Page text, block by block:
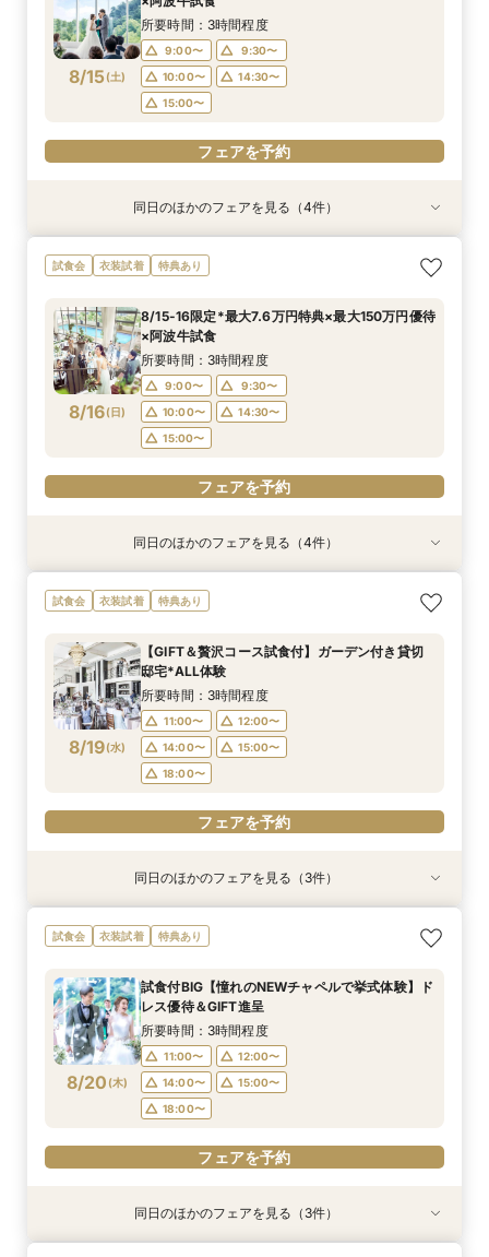
8/14(金)
15:00〜
18:00〜
フェアを予約
8/14(金)
14:00〜
15:00〜
17:30〜
フェアを予約
8/14(金)
14:00〜
15:00〜
17:30〜
フェアを予約
8/15(土)
所要時間：3時間程度
9:00〜
9:30〜
10:00〜
14:30〜
15:00〜
フェアを予約
8/15(土)
【遠方の方◎オンライン相談会】スマホで簡単！
豪華10大特典付き
9:30〜
14:30〜
15:00〜
フェアを予約
衣装試着 特典あり
8/15(土)
【少人数で挙式重視】アットホームなNewチャペ
ル体験&ドレス優待
9:00〜
10:00〜
14:30〜
15:00〜
フェアを予約
衣装試着 特典あり
8/15(土)
おもてなし体験【国産牛フィレ試食】料理ランク
UP＆New貸切邸宅
9:00〜
10:00〜
14:30〜
15:00〜
フェアを予約
衣装試着 特典あり
8/15(土)
【初めての見学にオススメ】見積りまでしっかり
相談★全館見学
9:00〜
10:00〜
14:30〜
15:00〜
フェアを予約
同日のほかのフェアを見る（4件）
試食会 衣装試着 特典あり
8/16(日)
8/15-16限定*最大7.6万円特典×最大150万円優待
×阿波牛試食
所要時間：3時間程度
9:00〜
9:30〜
10:00〜
14:30〜
15:00〜
フェアを予約
衣装試着 特典あり 動画あり
8/16(日)
おもてなし体験【国産牛フィレ試食】料理ランク
UP＆New貸切邸宅
9:00〜
10:00〜
14:30〜
15:00〜
フェアを予約
8/16(日)
【遠方の方◎オンライン相談会】スマホで簡単！
豪華10大特典付き
9:30〜
14:30〜
15:00〜
フェアを予約
衣装試着 特典あり
8/16(日)
【初めての見学にオススメ】見積りまでしっかり
相談★全館見学
9:00〜
10:00〜
14:30〜
15:00〜
フェアを予約
衣装試着 特典あり
8/16(日)
【少人数で挙式重視】アットホームなNewチャペ
ル体験&ドレス優待
9:00〜
10:00〜
14:30〜
15:00〜
フェアを予約
同日のほかのフェアを見る（4件）
試食会 衣装試着 特典あり
8/19(水)
【GIFT＆贅沢コース試食付】ガーデン付き貸切
邸宅*ALL体験
所要時間：3時間程度
11:00〜
12:00〜
14:00〜
15:00〜
18:00〜
フェアを予約
8/19(水)
【遠方の方◎オンライン相談会】スマホで簡単！
豪華10大特典付き
12:00〜
14:00〜
15:00〜
18:00〜
フェアを予約
衣装試着 特典あり
8/19(水)
【おもてなし重視◎】料理ランクUP＆10大特典
★貸切体験＆相談会
11:00〜
12:00〜
14:00〜
15:00〜
17:30〜
フェアを予約
衣装試着 特典あり
8/19(水)
【1組限定★貸切邸宅】少人数で挙式会食♪New
挙式体験＆豪華試食付き
11:00〜
12:00〜
14:00〜
15:00〜
17:30〜
フェアを予約
同日のほかのフェアを見る（3件）
試食会 衣装試着 特典あり
8/20 (木)
試食付BIG【憧れのNEWチャペルで挙式体験】ド
レス優待＆GIFT進呈
所要時間：3時間程度
11:00〜
12:00〜
14:00〜
15:00〜
18:00〜
フェアを予約
衣装試着 特典あり
衣装試着 特典あり
同日のほかのフェアを見る（3件）